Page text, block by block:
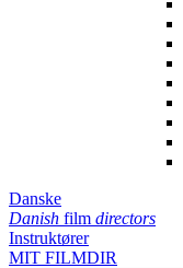
Danske
Danish film directors
Instruktører
MIT FILMDIR